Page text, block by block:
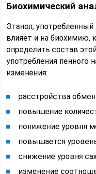
Биохимический
Этанол,
влияет и на биохимию,
определить состав
употребления пенного
изменения:
расстройства
повышение
понижение уровня
повышается
снижение уровня
изменение